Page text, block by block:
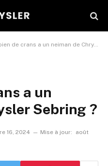
de crans a un neiman de Chrysler Sebring ?
a un
Sebring ?
16, 2024 Mise à jour:
août